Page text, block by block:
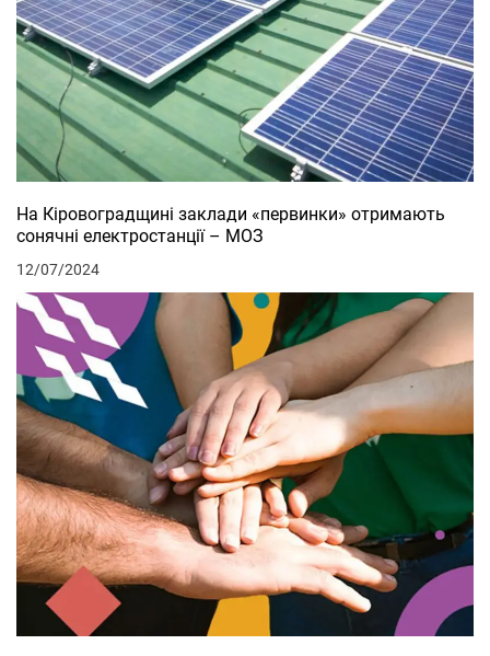
На Кіровоградщині заклади «первинки» отримають
сонячні електростанції – МОЗ
12/07/2024